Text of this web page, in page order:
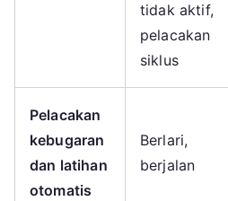
tidak aktif,
pelacakan
siklus
Pelacakan
kebugaran
dan latihan
otomatis
Berlari,
berjalan